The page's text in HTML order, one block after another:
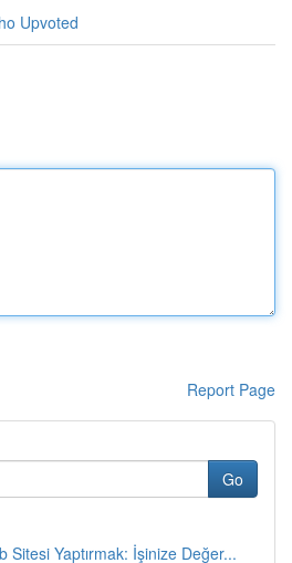
Upvoted
Report Page
Go
Sitesi Yaptırmak: İşinize Değer...